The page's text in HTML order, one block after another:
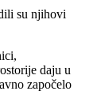
su njihovi
daju u
započelo